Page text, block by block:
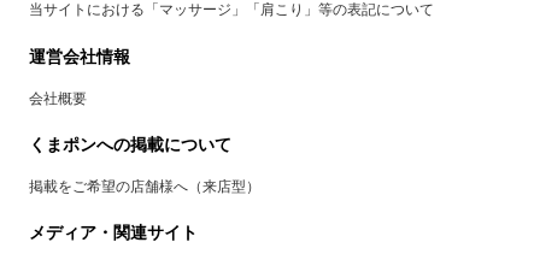
当サイトにおける「マッサージ」「肩こり」等の表記について
運営会社情報
会社概要
くまポンへの掲載について
掲載をご希望の店舗様へ（来店型）
メディア・関連サイト